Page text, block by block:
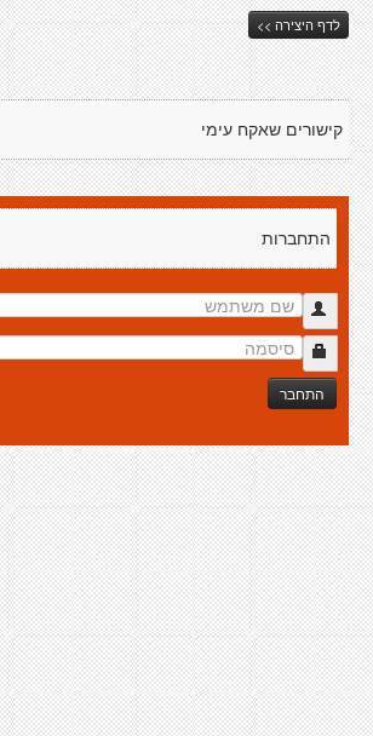
לדף היצירה >>
קישורים שאקח עימי
התחברות
התחבר